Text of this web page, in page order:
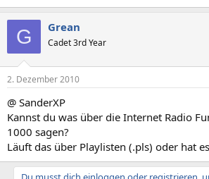
G Grean
Cadet 3rd Year
2. Dezember 2010
@ SanderXP
Kannst du was über die Internet Radio
1000 sagen?
Läuft das über Playlisten (.pls) oder hat